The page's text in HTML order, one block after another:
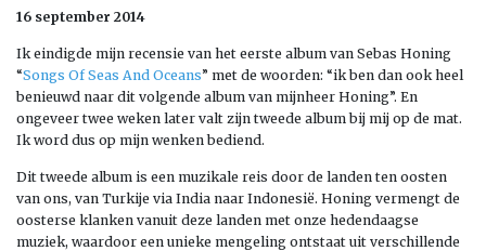
16 september 2014
Ik eindigde mijn recensie van het eerste album van Sebas Honing
“Songs Of Seas And Oceans” met de woorden: “ik ben dan ook heel
benieuwd naar dit volgende album van mijnheer Honing”. En
ongeveer twee weken later valt zijn tweede album bij mij op de mat.
Ik word dus op mijn wenken bediend.
Dit tweede album is een muzikale reis door de landen ten oosten
van ons, van Turkije via India naar Indonesië. Honing vermengt de
oosterse klanken vanuit deze landen met onze hedendaagse
muziek, waardoor een unieke mengeling ontstaat uit verschillende